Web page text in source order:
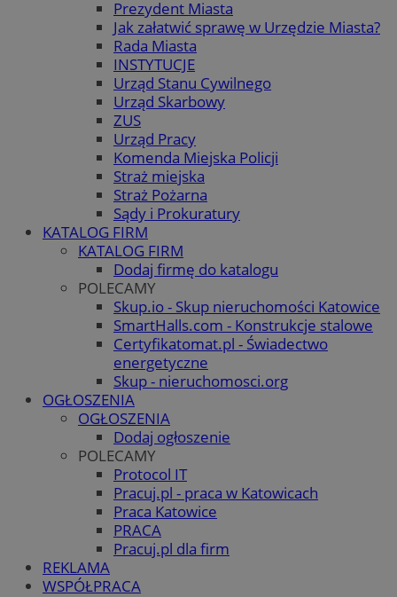
Prezydent Miasta
Jak załatwić sprawę w Urzędzie Miasta?
Rada Miasta
INSTYTUCJE
Urząd Stanu Cywilnego
Urząd Skarbowy
ZUS
Urząd Pracy
Komenda Miejska Policji
Straż miejska
Straż Pożarna
Sądy i Prokuratury
KATALOG FIRM
KATALOG FIRM
Dodaj firmę do katalogu
POLECAMY
Skup.io - Skup nieruchomości Katowice
SmartHalls.com - Konstrukcje stalowe
Certyfikatomat.pl - Świadectwo
energetyczne
Skup - nieruchomosci.org
OGŁOSZENIA
OGŁOSZENIA
Dodaj ogłoszenie
POLECAMY
Protocol IT
Pracuj.pl - praca w Katowicach
Praca Katowice
PRACA
Pracuj.pl dla firm
REKLAMA
WSPÓŁPRACA